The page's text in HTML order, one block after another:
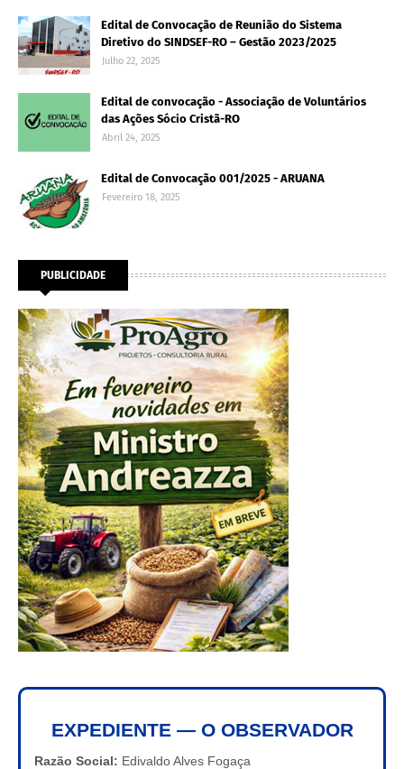
Edital de Convocação de Reunião do Sistema
Diretivo do SINDSEF-RO – Gestão 2023/2025
Julho 22, 2025
Edital de convocação - Associação de Voluntários
das Ações Sócio Cristã-RO
Abril 24, 2025
Edital de Convocação 001/2025 - ARUANA
Fevereiro 18, 2025
PUBLICIDADE
EXPEDIENTE — O OBSERVADOR
Razão Social: Edivaldo Alves Fogaça